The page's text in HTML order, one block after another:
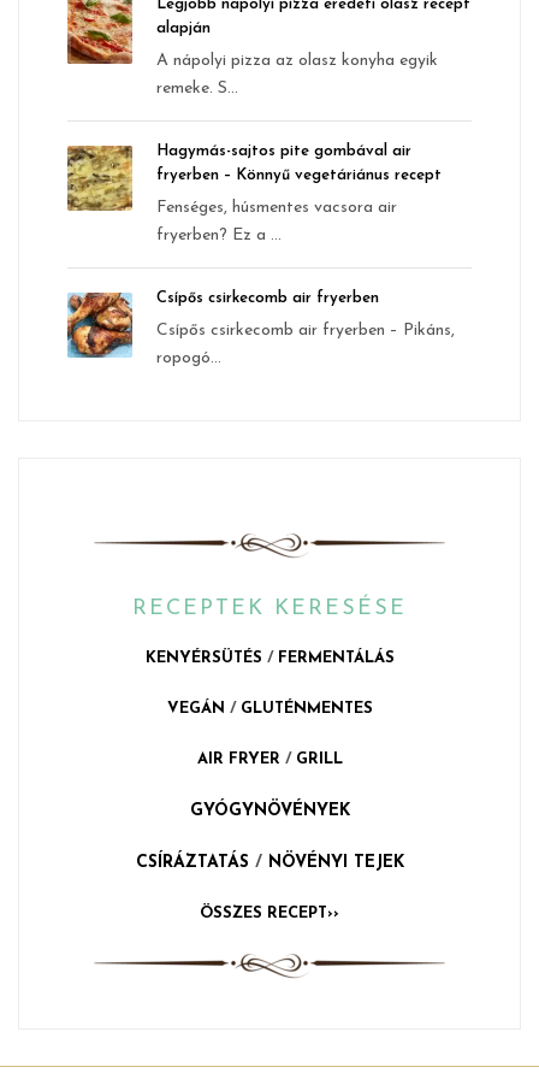
Legjobb nápolyi pizza eredeti olasz recept
alapján
A nápolyi pizza az olasz konyha egyik
remeke. S...
Hagymás-sajtos pite gombával air
fryerben – Könnyű vegetáriánus recept
Fenséges, húsmentes vacsora air
fryerben? Ez a ...
Csípős csirkecomb air fryerben
Csípős csirkecomb air fryerben – Pikáns,
ropogó...
RECEPTEK KERESÉSE
KENYÉRSÜTÉS / FERMENTÁLÁS
VEGÁN / GLUTÉNMENTES
AIR FRYER / GRILL
GYÓGYNÖVÉNYEK
CSÍRÁZTATÁS / NÖVÉNYI TEJEK
ÖSSZES RECEPT››